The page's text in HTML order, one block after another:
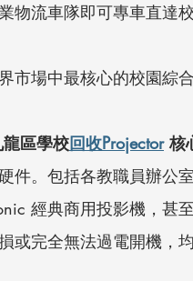
物流車隊即可專車直達校
市場中最核心的校園綜
區學校回收Projector 核
件。包括各教職員辦公
經典商用投影機，甚
或完全無法過電開機，